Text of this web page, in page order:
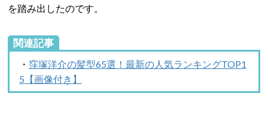
を踏み出したのです。
関連記事
・ 窪塚洋介の髪型65選！最新の人気ランキングTOP1
5【画像付き】